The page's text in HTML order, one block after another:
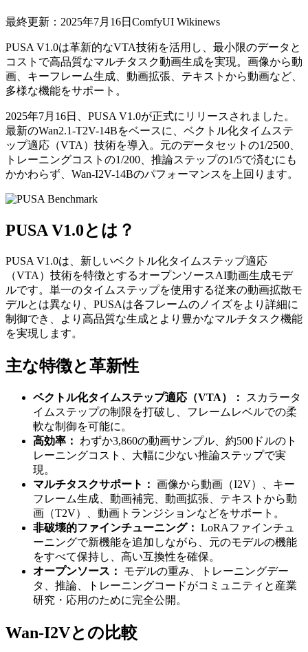
最終更新：2025年7月16日 ComfyUI Wikinews
PUSA V1.0は革新的なVTA技術を活用し、最小限のデータと
コストで高品質なマルチタスク動画生成を実現。画像から動
画、キーフレーム生成、動画拡張、テキストから動画など、
多様な機能をサポート。
2025年7月16日、PUSA V1.0が正式にリリースされました。
最新のWan2.1-T2V-14Bをベースに、ベクトル化タイムステ
ップ適応（VTA）技術を導入。元のデータセットの1/2500、
トレーニングコストの1/200、推論ステップの1/5で済むにも
かかわらず、Wan-I2V-14Bのパフォーマンスを上回ります。
PUSA V1.0とは？
PUSA V1.0は、新しいベクトル化タイムステップ適応
（VTA）技術を特徴とするオープンソースAI動画生成モデ
ルです。単一のタイムステップを使用する従来の動画拡散モ
デルとは異なり、PUSAは各フレームのノイズをより詳細に
制御でき、より高品質な生成とより豊かなマルチタスク機能
を実現します。
主な特徴と革新性
ベクトル化タイムステップ適応（VTA）：
スカラータ
イムステップの制限を打破し、フレームレベルでの柔
軟な制御を可能に。
高効率：
わずか3,860の動画サンプル、約500ドルのト
レーニングコスト、大幅に少ない推論ステップで実
現。
マルチタスクサポート： 画像から動画（I2V）、キー
フレーム生成、動画補完、動画拡張、テキストから動
画（T2V）、動画トランジションなどをサポート。
非破壊的ファインチューニング： LoRAファインチュ
ーニングで新機能を追加しながら、元のモデルの機能
をすべて保持し、高い互換性を確保。
オープンソース：
モデルの重み、トレーニングデー
タ、推論、トレーニングコードがコミュニティと産業
研究・応用のために完全公開。
Wan-I2Vとの比較